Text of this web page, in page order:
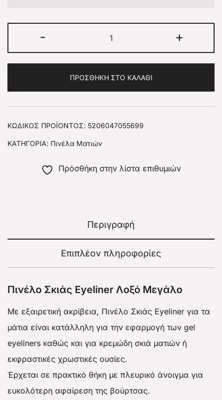
- +
ΠΡΟΣΘΉΚΗ ΣΤΟ ΚΑΛΆΘΙ
ΚΩΔΙΚΌΣ ΠΡΟΪΌΝΤΟΣ: 5206047055699
ΚΑΤΗΓΟΡΊΑ: Πινέλα Ματιών
Πρόσθήκη στην λίστα επιθυμιών
Περιγραφή
Επιπλέον πληροφορίες
Πινέλο Σκιάς Eyeliner Λοξό Μεγάλο
Με εξαιρετική ακρίβεια, Πινέλο Σκιάς Eyeliner για τα
μάτια είναι κατάλληλη για την εφαρμογή των gel
eyeliners καθώς και για κρεμώδη σκιά ματιών ή
εκφραστικές χρωστικές ουσίες.
Έρχεται σε πρακτικό θήκη με πλευρικό άνοιγμα για
ευκολότερη αφαίρεση της βούρτσας.